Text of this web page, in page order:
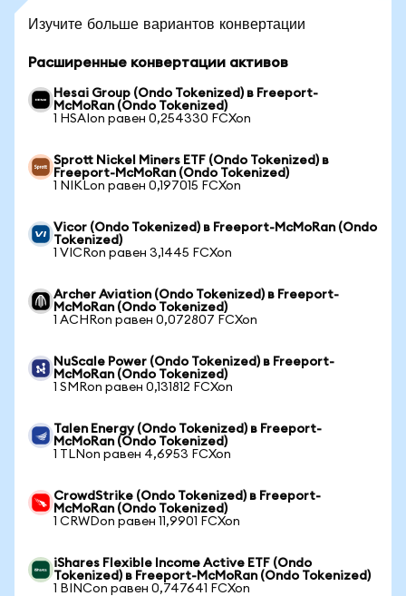
Изучите больше вариантов конвертации
Расширенные конвертации активов
Hesai Group (Ondo Tokenized) в Freeport-
McMoRan (Ondo Tokenized)
1 HSAIon равен 0,254330 FCXon
Sprott Nickel Miners ETF (Ondo Tokenized) в
Freeport-McMoRan (Ondo Tokenized)
1 NIKLon равен 0,197015 FCXon
Vicor (Ondo Tokenized) в Freeport-McMoRan (Ondo
Tokenized)
1 VICRon равен 3,1445 FCXon
Archer Aviation (Ondo Tokenized) в Freeport-
McMoRan (Ondo Tokenized)
1 ACHRon равен 0,072807 FCXon
NuScale Power (Ondo Tokenized) в Freeport-
McMoRan (Ondo Tokenized)
1 SMRon равен 0,131812 FCXon
Talen Energy (Ondo Tokenized) в Freeport-
McMoRan (Ondo Tokenized)
1 TLNon равен 4,6953 FCXon
CrowdStrike (Ondo Tokenized) в Freeport-
McMoRan (Ondo Tokenized)
1 CRWDon равен 11,9901 FCXon
iShares Flexible Income Active ETF (Ondo
Tokenized) в Freeport-McMoRan (Ondo Tokenized)
1 BINCon равен 0,747641 FCXon